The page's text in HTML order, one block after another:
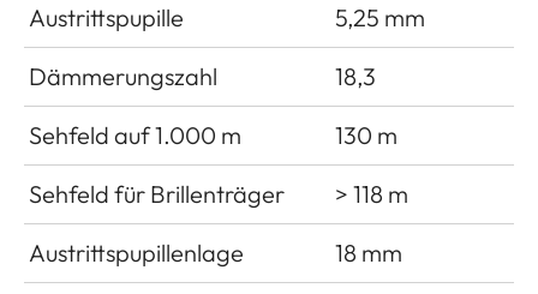
Austrittspupille
5,25 mm
Dämmerungszahl
18,3
Sehfeld auf 1.000 m
130 m
Sehfeld für Brillenträger
> 118 m
Austrittspupillenlage
18 mm